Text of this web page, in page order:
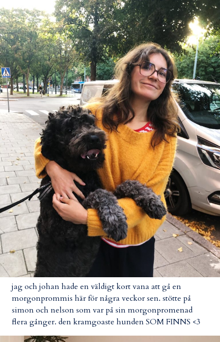
jag och johan hade en väldigt kort vana att gå en
morgonprommis här för några veckor sen. stötte på
simon och nelson som var på sin morgonpromenad
flera gånger. den kramgoaste hunden SOM FINNS <3